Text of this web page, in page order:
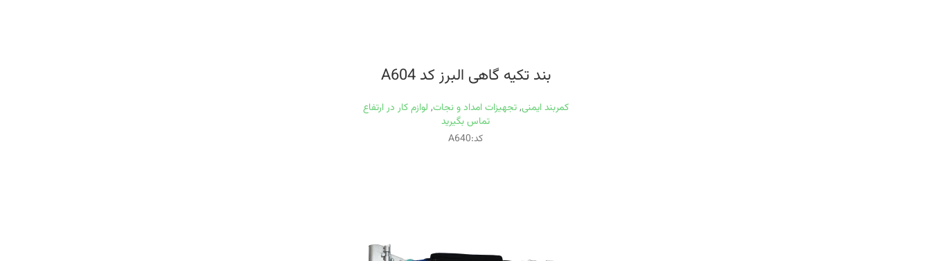
بند تکیه گاهی البرز کد A604
کمربند ایمنی, تجهیزات امداد و نجات, لوازم کار در ارتفاع
تماس بگیرید
کد:A640